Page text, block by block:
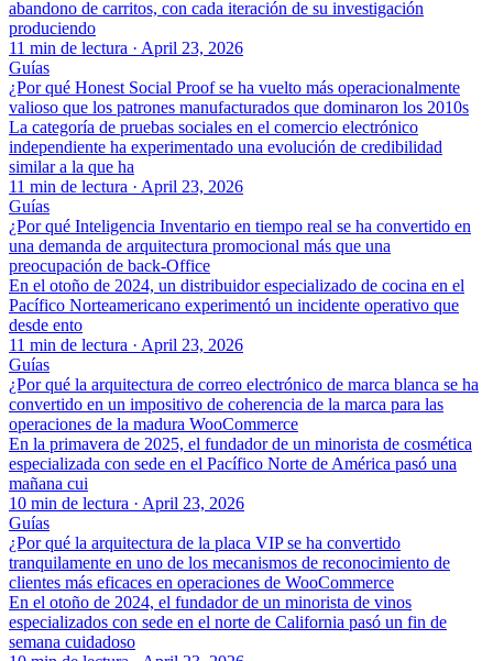
abandono de carritos, con cada iteración de su investigación
produciendo
11 min de lectura · April 23, 2026
Guías
¿Por qué Honest Social Proof se ha vuelto más operacionalmente
valioso que los patrones manufacturados que dominaron los 2010s
La categoría de pruebas sociales en el comercio electrónico
independiente ha experimentado una evolución de credibilidad
similar a la que ha
11 min de lectura · April 23, 2026
Guías
¿Por qué Inteligencia Inventario en tiempo real se ha convertido en
una demanda de arquitectura promocional más que una
preocupación de back-Office
En el otoño de 2024, un distribuidor especializado de cocina en el
Pacífico Norteamericano experimentó un incidente operativo que
desde ento
11 min de lectura · April 23, 2026
Guías
¿Por qué la arquitectura de correo electrónico de marca blanca se ha
convertido en un impositivo de coherencia de la marca para las
operaciones de la madura WooCommerce
En la primavera de 2025, el fundador de un minorista de cosmética
especializada con sede en el Pacífico Norte de América pasó una
mañana cui
10 min de lectura · April 23, 2026
Guías
¿Por qué la arquitectura de la placa VIP se ha convertido
tranquilamente en uno de los mecanismos de reconocimiento de
clientes más eficaces en operaciones de WooCommerce
En el otoño de 2024, el fundador de un minorista de vinos
especializados con sede en el norte de California pasó un fin de
semana cuidadoso